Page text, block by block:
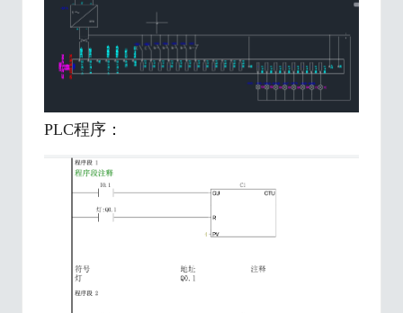
PLC程序：